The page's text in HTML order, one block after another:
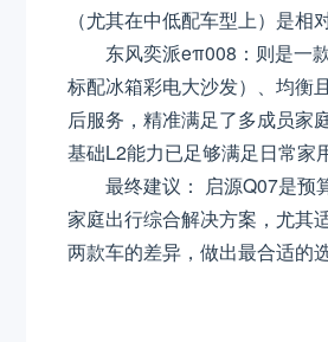
（尤其在中低配车型上）是相
东风奕派eπ008：则是一
标配冰箱彩电大沙发）、均衡
后服务，精准满足了多成员家
基础L2能力已足够满足日常家用
最终建议： 启源Q07是预
家庭出行综合解决方案，尤其
两款车的差异，做出最合适的选